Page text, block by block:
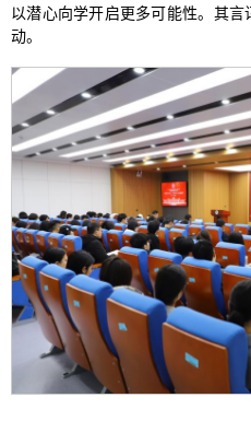
以潜心向学开启更多可能性。其
动。